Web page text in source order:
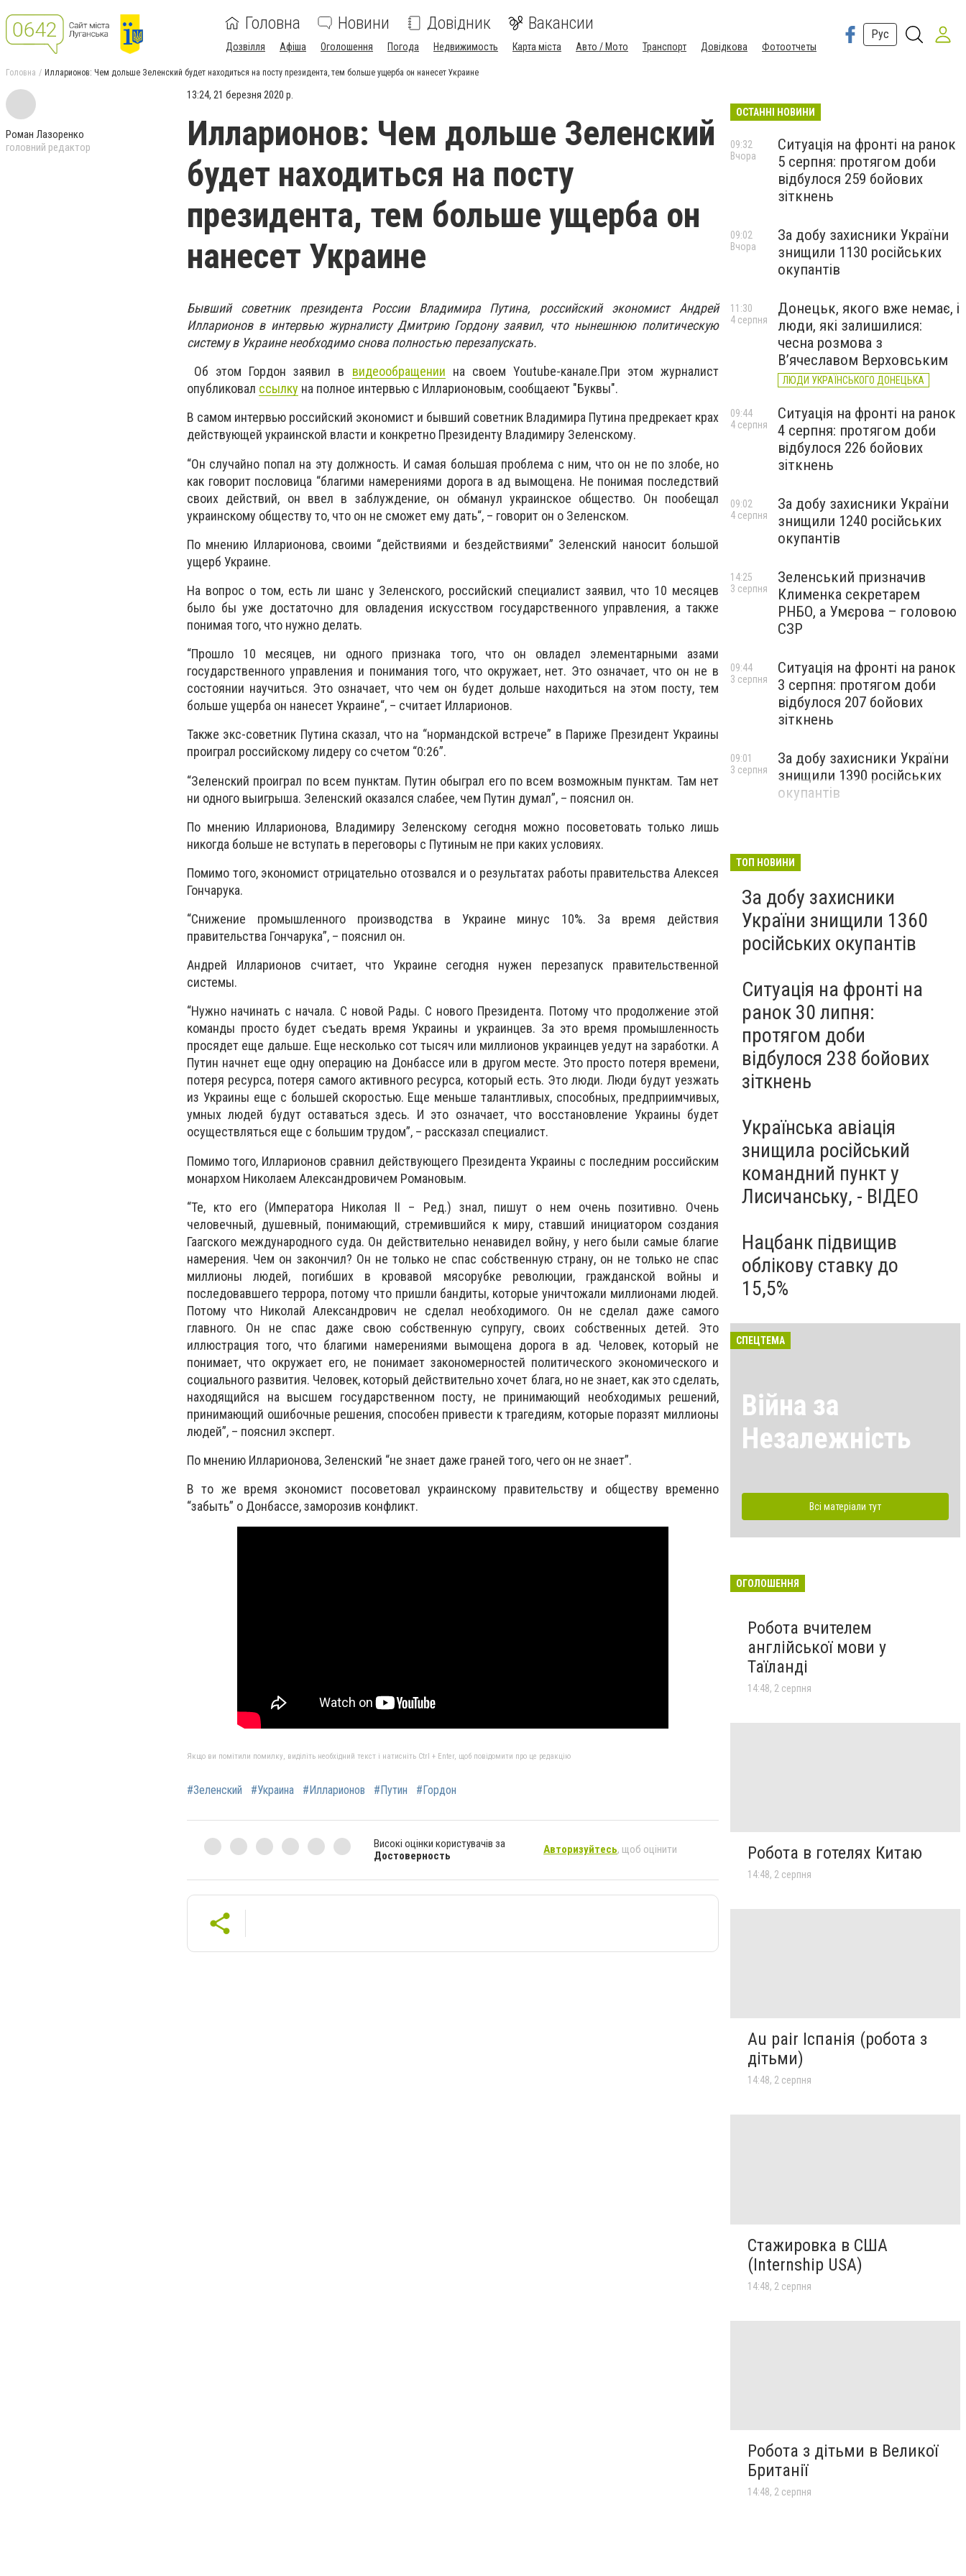
Головна Новини Довідник Вакансии
Дозвілля Афіша Оголошення Погода Недвижимость Карта міста Авто / Мото Транспорт Довідкова Фотоотчеты
Рус
Головна Илларионов: Чем дольше Зеленский будет находиться на посту президента, тем больше ущерба он нанесет Украине
Роман Лазоренко
головний редактор
13:24, 21 березня 2020 р.
Илларионов: Чем дольше Зеленский
будет находиться на посту
президента, тем больше ущерба он
нанесет Украине
Бывший советник президента России Владимира Путина, российский экономист Андрей
Илларионов в интервью журналисту Дмитрию Гордону заявил, что нынешнюю политическую
систему в Украине необходимо снова полностью перезапускать.
Об этом Гордон заявил в видеообращении на своем Youtube-канале.При этом журналист
опубликовал ссылку на полное интервью с Илларионовым, сообщаеют "Буквы".
В самом интервью российский экономист и бывший советник Владимира Путина предрекает крах
действующей украинской власти и конкретно Президенту Владимиру Зеленскому.
“Он случайно попал на эту должность. И самая большая проблема с ним, что он не по злобе, но
как говорит пословица “благими намерениями дорога в ад вымощена. Не понимая последствий
своих действий, он ввел в заблуждение, он обманул украинское общество. Он пообещал
украинскому обществу то, что он не сможет ему дать“, – говорит он о Зеленском.
По мнению Илларионова, своими “действиями и бездействиями” Зеленский наносит большой
ущерб Украине.
На вопрос о том, есть ли шанс у Зеленского, российский специалист заявил, что 10 месяцев
было бы уже достаточно для овладения искусством государственного управления, а также
понимая того, что нужно делать.
“Прошло 10 месяцев, ни одного признака того, что он овладел элементарными азами
государственного управления и понимания того, что окружает, нет. Это означает, что он не в
состоянии научиться. Это означает, что чем он будет дольше находиться на этом посту, тем
больше ущерба он нанесет Украине“, – считает Илларионов.
Также экс-советник Путина сказал, что на “нормандской встрече” в Париже Президент Украины
проиграл российскому лидеру со счетом “0:26”.
“Зеленский проиграл по всем пунктам. Путин обыграл его по всем возможным пунктам. Там нет
ни одного выигрыша. Зеленский оказался слабее, чем Путин думал”, – пояснил он.
По мнению Илларионова, Владимиру Зеленскому сегодня можно посоветовать только лишь
никогда больше не вступать в переговоры с Путиным не при каких условиях.
Помимо того, экономист отрицательно отозвался и о результатах работы правительства Алексея
Гончарука.
“Снижение промышленного производства в Украине минус 10%. За время действия
правительства Гончарука”, – пояснил он.
Андрей Илларионов считает, что Украине сегодня нужен перезапуск правительственной
системы.
“Нужно начинать с начала. С новой Рады. С нового Президента. Потому что продолжение этой
команды просто будет съедать время Украины и украинцев. За это время промышленность
просядет еще дальше. Еще несколько сот тысяч или миллионов украинцев уедут на заработки. А
Путин начнет еще одну операцию на Донбассе или в другом месте. Это просто потеря времени,
потеря ресурса, потеря самого активного ресурса, который есть. Это люди. Люди будут уезжать
из Украины еще с большей скоростью. Еще меньше талантливых, способных, предприимчивых,
умных людей будут оставаться здесь. И это означает, что восстановление Украины будет
осуществляться еще с большим трудом”, – рассказал специалист.
Помимо того, Илларионов сравнил действующего Президента Украины с последним российским
монархом Николаем Александровичем Романовым.
“Те, кто его (Императора Николая II – Ред.) знал, пишут о нем очень позитивно. Очень
человечный, душевный, понимающий, стремившийся к миру, ставший инициатором создания
Гаагского международного суда. Он действительно ненавидел войну, у него были самые благие
намерения. Чем он закончил? Он не только не спас собственную страну, он не только не спас
миллионы людей, погибших в кровавой мясорубке революции, гражданской войны и
последовавшего террора, потому что пришли бандиты, которые уничтожали миллионами людей.
Потому что Николай Александрович не сделал необходимого. Он не сделал даже самого
главного. Он не спас даже свою собственную супругу, своих собственных детей. Это
иллюстрация того, что благими намерениями вымощена дорога в ад. Человек, который не
понимает, что окружает его, не понимает закономерностей политического экономического и
социального развития. Человек, который действительно хочет блага, но не знает, как это сделать,
находящийся на высшем государственном посту, не принимающий необходимых решений,
принимающий ошибочные решения, способен привести к трагедиям, которые поразят миллионы
людей”, – пояснил эксперт.
По мнению Илларионова, Зеленский “не знает даже граней того, чего он не знает”.
В то же время экономист посоветовал украинскому правительству и обществу временно
“забыть” о Донбассе, заморозив конфликт.
Якщо ви помітили помилку, виділіть необхідний текст і натисніть Ctrl + Enter, щоб повідомити про це редакцію
#Зеленский #Украина #Илларионов #Путин #Гордон
Високі оцінки користувачів за
Достоверность
Авторизуйтесь, щоб оцінити
ОСТАННІ НОВИНИ
Ситуація на фронті на ранок
5 серпня: протягом доби
відбулося 259 бойових
зіткнень
09:32
Вчора
За добу захисники України
знищили 1130 російських
окупантів
09:02
Вчора
Донецьк, якого вже немає, і
люди, які залишилися:
чесна розмова з
В’ячеславом Верховським
ЛЮДИ УКРАЇНСЬКОГО ДОНЕЦЬКА
11:30
4 серпня
Ситуація на фронті на ранок
4 серпня: протягом доби
відбулося 226 бойових
зіткнень
09:44
4 серпня
За добу захисники України
знищили 1240 російських
окупантів
09:02
4 серпня
Зеленський призначив
Клименка секретарем
РНБО, а Умєрова – головою
СЗР
14:25
3 серпня
Ситуація на фронті на ранок
3 серпня: протягом доби
відбулося 207 бойових
зіткнень
09:44
3 серпня
За добу захисники України
знищили 1390 російських
окупантів
09:01
3 серпня
ТОП НОВИНИ
За добу захисники
України знищили 1360
російських окупантів
Ситуація на фронті на
ранок 30 липня:
протягом доби
відбулося 238 бойових
зіткнень
Українська авіація
знищила російський
командний пункт у
Лисичанську, - ВІДЕО
Нацбанк підвищив
облікову ставку до
15,5%
СПЕЦТЕМА
Війна за
Незалежність
Всі матеріали тут
ОГОЛОШЕННЯ
Робота вчителем
англійської мови у
Таїланді
14:48, 2 серпня
Робота в готелях Китаю
14:48, 2 серпня
Au pair Іспанія (робота з
дітьми)
14:48, 2 серпня
Стажировка в США
(Internship USA)
14:48, 2 серпня
Робота з дітьми в Великої
Британії
14:48, 2 серпня